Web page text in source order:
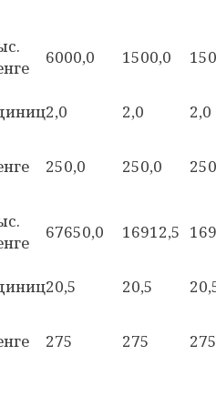
6000,0 1500,0
2,0 2,0
2,0
250,0 250,0
67650,0 16912,5
20,5 20,5
275 275 275